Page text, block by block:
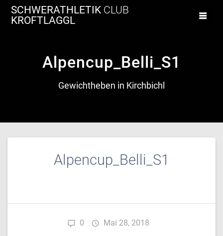
Zum
Inhalt
SCHWERATHLETIK CLUB
KROFTLAGGL
Alpencup_Belli_S1
Gewichtheben in Kirchbichl
Alpencup_Belli_S1
0 Mai 28, 2018